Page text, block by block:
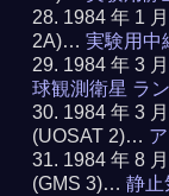
1984 年 1
2A)…実験用中
1984 年 3
球観測衛星 ラ
1984 年 3
(UOSAT 2)…
1984 年 8
(GMS 3)…静止